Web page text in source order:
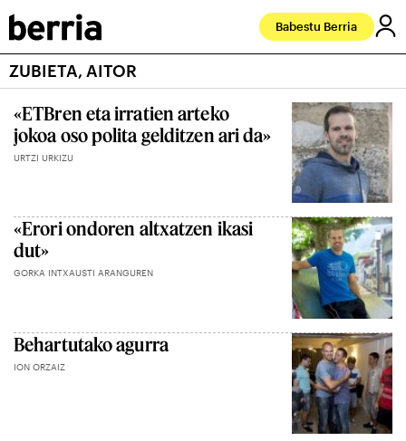
Babestu Berria
ZUBIETA, AITOR
«ETBren eta irratien arteko
jokoa oso polita gelditzen ari da»
URTZI URKIZU
«Erori ondoren altxatzen ikasi
dut»
GORKA INTXAUSTI ARANGUREN
Behartutako agurra
ION ORZAIZ